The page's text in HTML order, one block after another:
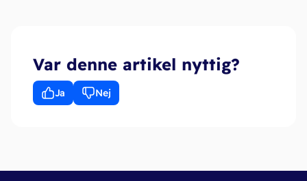
Var denne artikel nyttig?
Ja Nej